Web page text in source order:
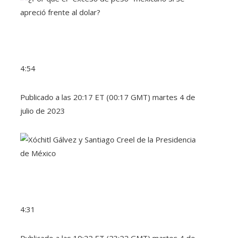
4:54
Publicado a las 20:17 ET (00:17 GMT) martes 4 de
julio de 2023
4:31